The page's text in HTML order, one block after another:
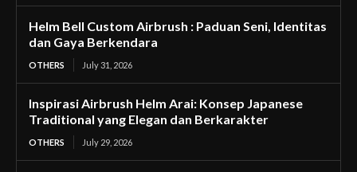
Helm Bell Custom Airbrush : Paduan Seni, Identitas
dan Gaya Berkendara
OTHERS July 31, 2026
Inspirasi Airbrush Helm Arai: Konsep Japanese
Traditional yang Elegan dan Berkarakter
OTHERS July 29, 2026